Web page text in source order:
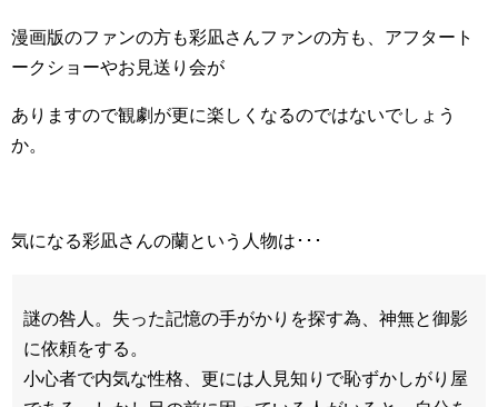
漫画版のファンの方も彩凪さんファンの方も、アフタート
ークショーやお見送り会が
ありますので観劇が更に楽しくなるのではないでしょう
か。
気になる彩凪さんの蘭という人物は･･･
謎の咎人。失った記憶の手がかりを探す為、神無と御影
に依頼をする。
小心者で内気な性格、更には人見知りで恥ずかしがり屋